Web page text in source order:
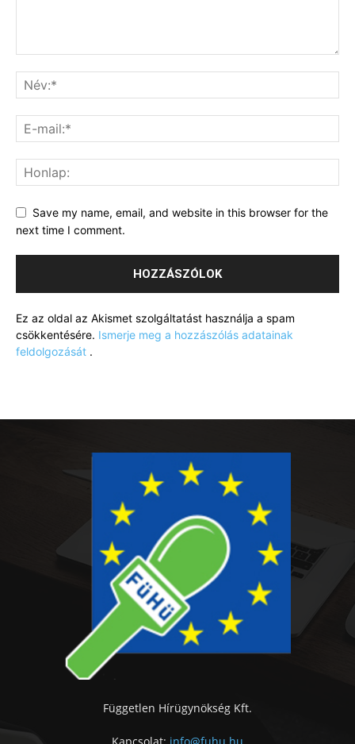
Save my name, email, and website in this browser for the
next time I comment.
Ez az oldal az Akismet szolgáltatást használja a spam
csökkentésére. Ismerje meg a hozzászólás adatainak
feldolgozását .
Független Hírügynökség Kft.